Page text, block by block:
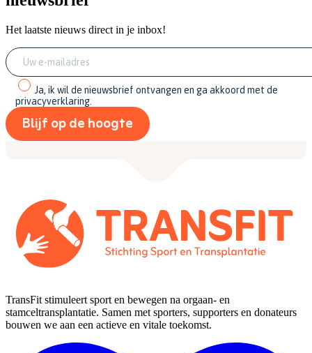
Het laatste nieuws direct in je inbox!
Ja, ik wil de nieuwsbrief ontvangen en ga akkoord met de
privacyverklaring.
TransFit stimuleert sport en bewegen na orgaan- en
stamceltransplantatie. Samen met sporters, supporters en donateurs
bouwen we aan een actieve en vitale toekomst.